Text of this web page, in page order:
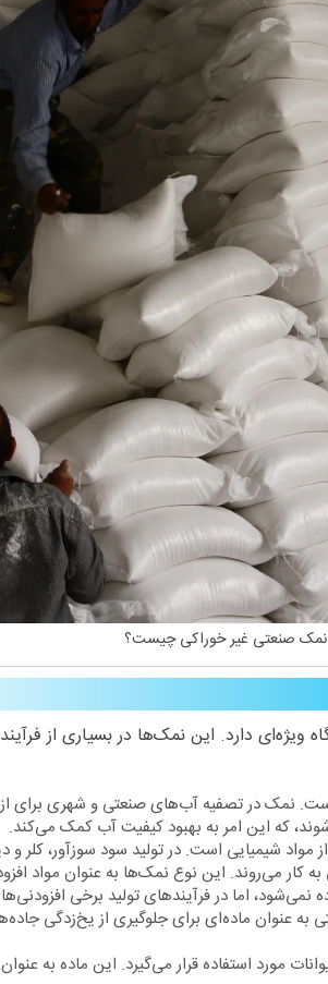
نمک صنعتی غیر خوراکی چیست؟
دارد. این نمک‌ها در بسیاری از
نمک در تصفیه آب‌های صنعتی و شهری برای از
که این امر به بهبود کیفیت آب کمک می‌کند.
مواد شیمیایی است. در تولید سود سوزآور،
کار می‌روند. این نوع نمک‌ها به عنوان مواد
اما در فرآیندهای تولید برخی
عنوان ماده‌ای برای جلوگیری از یخ‌زدگی
مورد استفاده قرار می‌گیرد. این ماده به